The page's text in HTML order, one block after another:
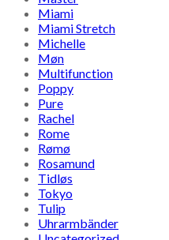
Miami
Miami Stretch
Michelle
Møn
Multifunction
Poppy
Pure
Rachel
Rome
Rømø
Rosamund
Tidløs
Tokyo
Tulip
Uhrarmbänder